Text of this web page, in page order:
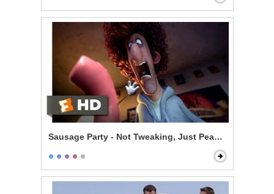
Sausage Party - Not Tweaking, Just Peaking